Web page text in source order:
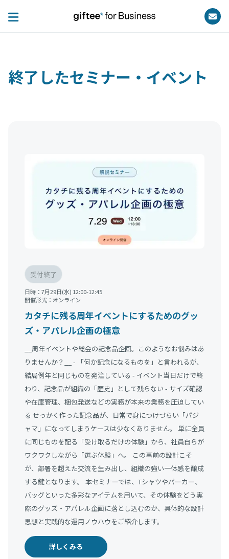
終了したセミナー・イベント
受付終了
日時： 7月29日(水) 12:00-12:45
開催形式： オンライン
カタチに残る周年イベントにするためのグッ
ズ・アパレル企画の極意
__周年イベントや総会の記念品企画。このようなお悩みはあ
りませんか？__ - 「何か記念になるものを」と言われるが、
結局例年と同じものを発注している - イベント当日だけで終
わり、記念品が組織の「歴史」として残らない - サイズ確認
や在庫管理、梱包発送などの実務が本来の業務を圧迫してい
る せっかく作った記念品が、日常で身につけづらい「パジ
ャマ」になってしまうケースは少なくありません。 単に全員
に同じものを配る「受け取るだけの体験」から、社員自らが
ワクワクしながら「選ぶ体験」へ。 この事前の設計こそ
が、部署を超えた交流を生み出し、組織の強い一体感を醸成
する鍵となります。 本セミナーでは、Tシャツやパーカー、
バッグといった多彩なアイテムを用いて、その体験をどう実
際のグッズ・アパレル企画に落とし込むのか、具体的な設計
思想と実践的な運用ノウハウをご紹介します。
詳しくみる